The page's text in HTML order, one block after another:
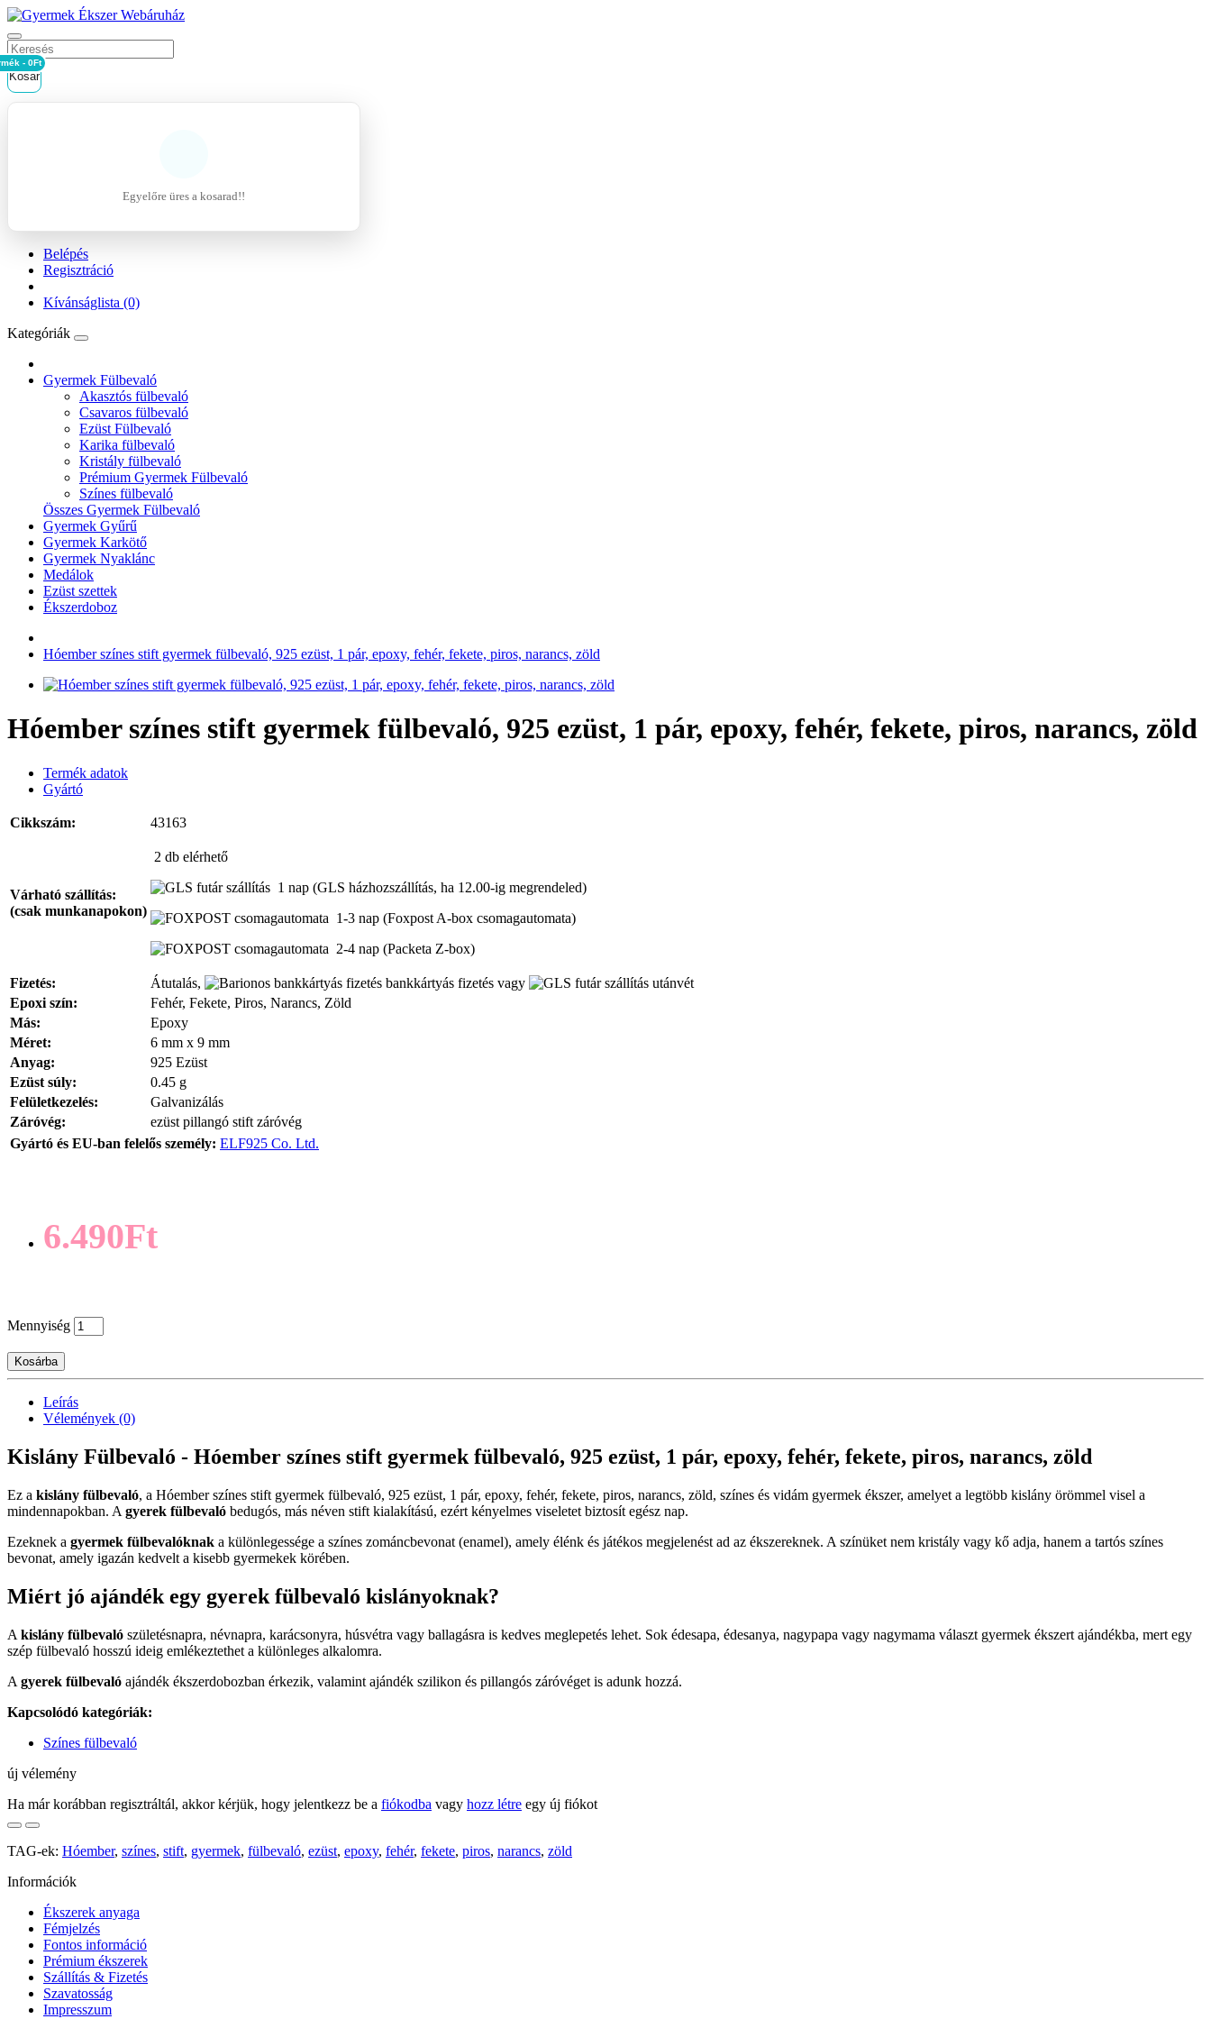
Kosár
- 0Ft
Egyelőre üres a kosarad!!
Belépés
Regisztráció
Kívánságlista (0)
Kategóriák
Gyermek Fülbevaló
Akasztós fülbevaló
Csavaros fülbevaló
Ezüst Fülbevaló
Karika fülbevaló
Kristály fülbevaló
Prémium Gyermek Fülbevaló
Színes fülbevaló
Összes Gyermek Fülbevaló
Gyermek Gyűrű
Gyermek Karkötő
Gyermek Nyaklánc
Medálok
Ezüst szettek
Ékszerdoboz
Hóember színes stift gyermek fülbevaló, 925 ezüst, 1 pár, epoxy, fehér, fekete, piros, narancs, zöld
Hóember színes stift gyermek fülbevaló, 925 ezüst, 1 pár, epoxy, fehér, fekete, piros, narancs, zöld
Termék adatok
Gyártó
Cikkszám: 43163
Várható szállítás:
(csak munkanapokon)
2 db elérhető
1 nap (GLS házhozszállítás, ha 12.00-ig megrendeled)
1-3 nap (Foxpost A-box csomagautomata)
2-4 nap (Packeta Z-box)
Fizetés: Átutalás, bankkártyás fizetés vagy
utánvét
Epoxi szín:
Fehér, Fekete, Piros, Narancs, Zöld
Más:
Epoxy
Méret:
6 mm x 9 mm
Anyag:
925 Ezüst
Ezüst súly:
0.45 g
Felületkezelés:
Galvanizálás
Záróvég:
ezüst pillangó stift záróvég
Gyártó és EU-ban felelős személy: ELF925 Co. Ltd.
6.490Ft
Mennyiség
Kosárba
Leírás
Vélemények (0)
Kislány Fülbevaló - Hóember színes stift gyermek fülbevaló, 925 ezüst, 1 pár, epoxy, fehér, fekete, piros, narancs, zöld
Ez a kislány fülbevaló, a Hóember színes stift gyermek fülbevaló, 925 ezüst, 1 pár, epoxy, fehér, fekete, piros, narancs, zöld, színes és vidám gyermek ékszer, amelyet a legtöbb kislány örömmel visel a
mindennapokban. A gyerek fülbevaló bedugós, más néven stift kialakítású, ezért kényelmes viseletet biztosít egész nap.
Ezeknek a gyermek fülbevalóknak a különlegessége a színes zománcbevonat (enamel), amely élénk és játékos megjelenést ad az ékszereknek. A színüket nem kristály vagy kő adja, hanem a tartós színes
bevonat, amely igazán kedvelt a kisebb gyermekek körében.
Miért jó ajándék egy gyerek fülbevaló kislányoknak?
A kislány fülbevaló születésnapra, névnapra, karácsonyra, húsvétra vagy ballagásra is kedves meglepetés lehet. Sok édesapa, édesanya, nagypapa vagy nagymama választ gyermek ékszert ajándékba, mert egy
szép fülbevaló hosszú ideig emlékeztethet a különleges alkalomra.
A gyerek fülbevaló ajándék ékszerdobozban érkezik, valamint ajándék szilikon és pillangós záróvéget is adunk hozzá.
Kapcsolódó kategóriák:
Színes fülbevaló
új vélemény
Ha már korábban regisztráltál, akkor kérjük, hogy jelentkezz be a fiókodba vagy hozz létre egy új fiókot
TAG-ek: Hóember, színes, stift, gyermek, fülbevaló, ezüst, epoxy, fehér, fekete, piros, narancs, zöld
Információk
Ékszerek anyaga
Fémjelzés
Fontos információ
Prémium ékszerek
Szállítás & Fizetés
Szavatosság
Impresszum